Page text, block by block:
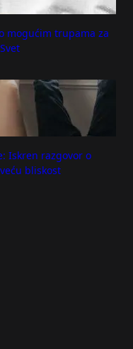
mogućim trupama za
Iskren razgovor o
bliskost